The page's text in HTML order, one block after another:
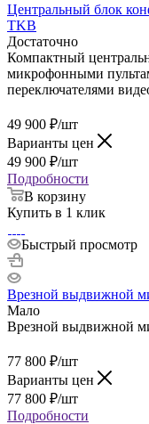
Центральный блок
TKB
Достаточно
Компактный
микрофонными
переключателями
49 900 ₽/шт
Варианты цен
49 900 ₽/шт
Подробности
В корзину
Купить в 1 клик
Быстрый просмотр
Врезной выдвижной
Мало
Врезной выдвижной
77 800 ₽/шт
Варианты цен
77 800 ₽/шт
Подробности